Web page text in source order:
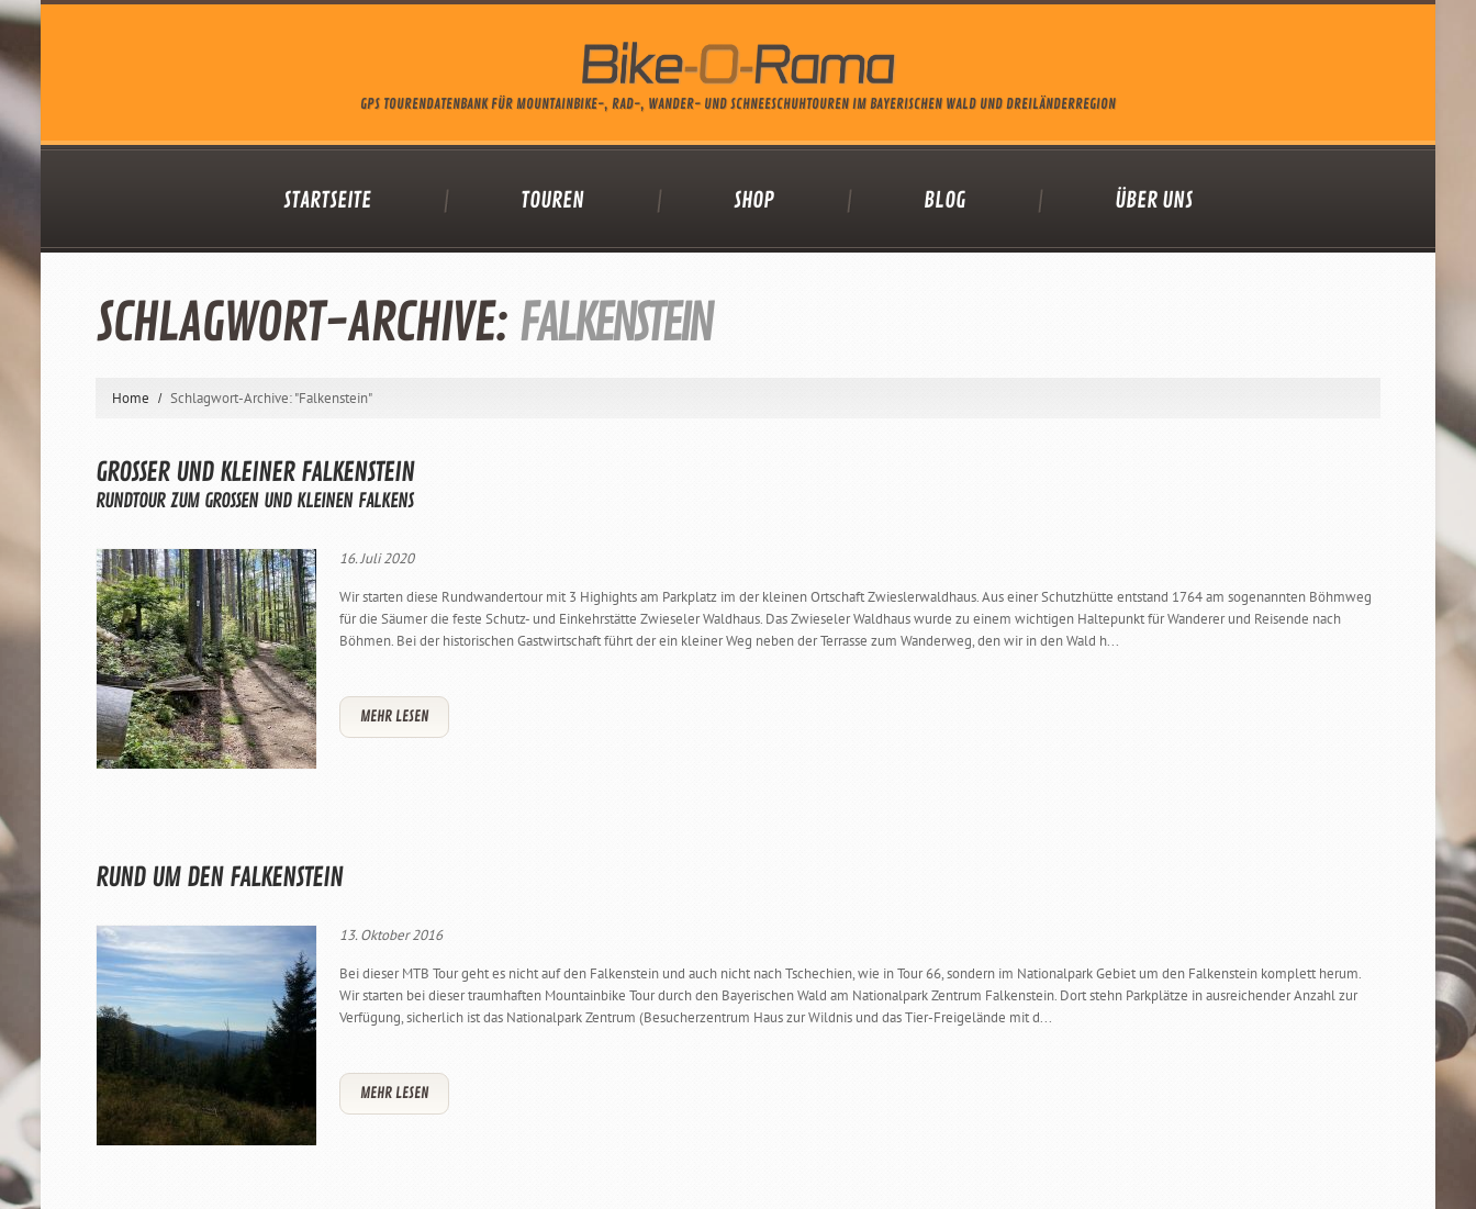
GPS TOURENDATENBANK FÜR MOUNTAINBIKE-, RAD-, WANDER- UND SCHNEESCHUHTOUREN IM BAYERISCHEN WALD UND DREILÄNDERREGION
STARTSEITE TOUREN SHOP BLOG ÜBER UNS
SCHLAGWORT-ARCHIVE: FALKENSTEIN
Home Schlagwort-Archive: "Falkenstein"
GROSSER UND KLEINER FALKENSTEIN
RUNDTOUR ZUM GROSSEN UND KLEINEN FALKENS
16. Juli 2020
Wir starten diese Rundwandertour mit 3 Highights am Parkplatz im der kleinen Ortschaft Zwieslerwaldhaus. Aus einer Schutzhütte entstand 1764 am sogenannten Böhmweg
für die Säumer die feste Schutz- und Einkehrstätte Zwieseler Waldhaus. Das Zwieseler Waldhaus wurde zu einem wichtigen Haltepunkt für Wanderer und Reisende nach
Böhmen. Bei der historischen Gastwirtschaft führt der ein kleiner Weg neben der Terrasse zum Wanderweg, den wir in den Wald h...
MEHR LESEN
RUND UM DEN FALKENSTEIN
13. Oktober 2016
Bei dieser MTB Tour geht es nicht auf den Falkenstein und auch nicht nach Tschechien, wie in Tour 66, sondern im Nationalpark Gebiet um den Falkenstein komplett herum.
Wir starten bei dieser traumhaften Mountainbike Tour durch den Bayerischen Wald am Nationalpark Zentrum Falkenstein. Dort stehn Parkplätze in ausreichender Anzahl zur
Verfügung, sicherlich ist das Nationalpark Zentrum (Besucherzentrum Haus zur Wildnis und das Tier-Freigelände mit d...
MEHR LESEN